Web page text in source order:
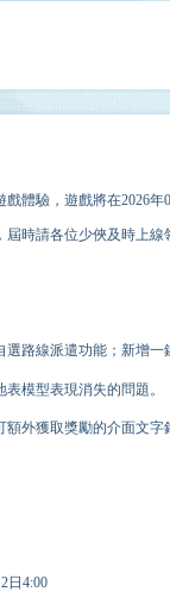
戲體驗，遊戲將在2026年
時請各位少俠及時上線
選路線派遣功能；新增
表模型表現消失的問題。
額外獲取獎勵的介面文字
日4:00